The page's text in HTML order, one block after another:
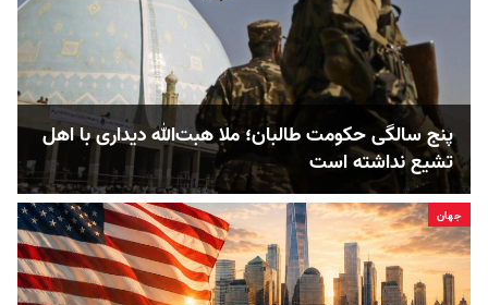
پنج‌ سالگی حکومت طالبان؛ ملا هبت‌الله دیداری با اهل
تشیع نداشته است
جهان